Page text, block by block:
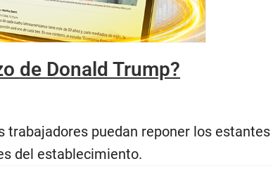
de Donald Trump?
puedan reponer los
del establecimiento.